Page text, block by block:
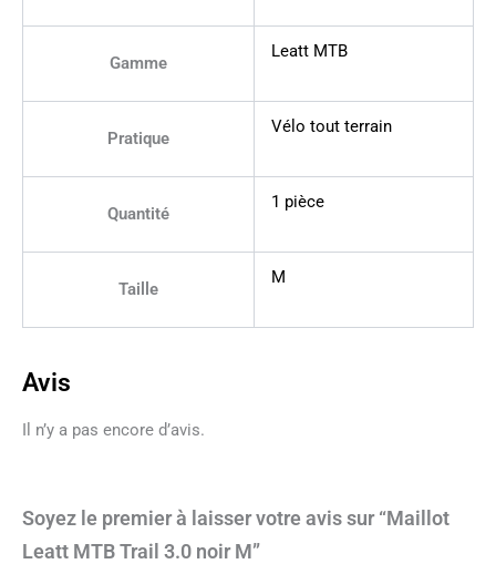
Gamme
Leatt MTB
Pratique
Vélo tout terrain
Quantité
1 pièce
Taille
M
Avis
Il n’y a pas encore d’avis.
Soyez le premier à laisser votre avis sur “Maillot
Leatt MTB Trail 3.0 noir M”